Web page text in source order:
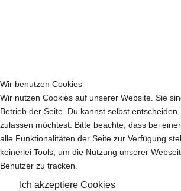
Wir benutzen Cookies
Wir nutzen Cookies auf unserer Website. Sie
Betrieb der Seite. Du kannst selbst
zulassen möchtest. Bitte beachte, dass bei
alle Funktionalitäten der Seite zur Verfügung
keinerlei Tools, um die Nutzung unserer
Benutzer zu tracken.
Ich akzeptiere Cookies